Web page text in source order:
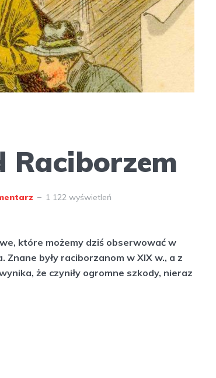
Raciborzem
1 122 wyświetleń
które możemy dziś obserwować w
były raciborzanom w XIX w., a z
że czyniły ogromne szkody, nieraz